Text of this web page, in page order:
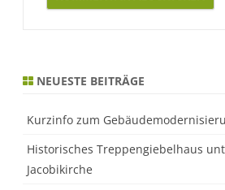
NEUESTE BEITRÄGE
Kurzinfo zum
Historisches Treppengiebelhaus
Jacobikirche